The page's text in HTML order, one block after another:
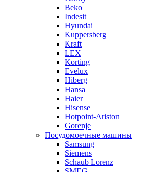
Beko
Indesit
Hyundai
Kuppersberg
Kraft
LEX
Korting
Evelux
Hiberg
Hansa
Haier
Hisense
Hotpoint-Ariston
Gorenje
Посудомоечные машины
Samsung
Siemens
Schaub Lorenz